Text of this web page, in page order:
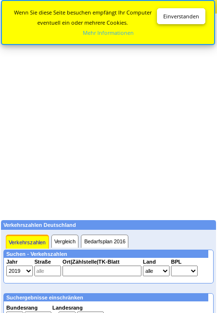
Verkehrszahlen Deutschland
Verkehrszahlen Vergleich Bedarfsplan 2016
Suchen - Verkehszahlen
Jahr
Straße Ort|Zählstelle|TK-Blatt Land BPL
Suchergebnisse einschränken
Bundesrang Landesrang
Einverstanden
Wenn Sie diese Seite besuchen empfängt Ihr Computer
eventuell ein oder mehrere Cookies.
Mehr Informationen